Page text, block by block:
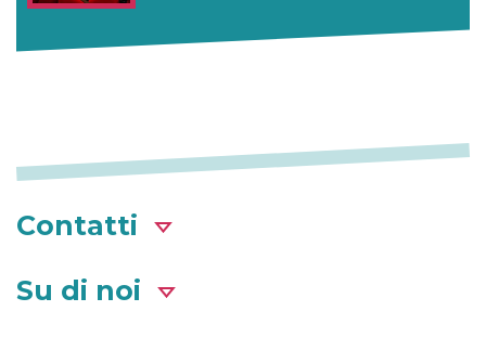
Contatti
Su di noi